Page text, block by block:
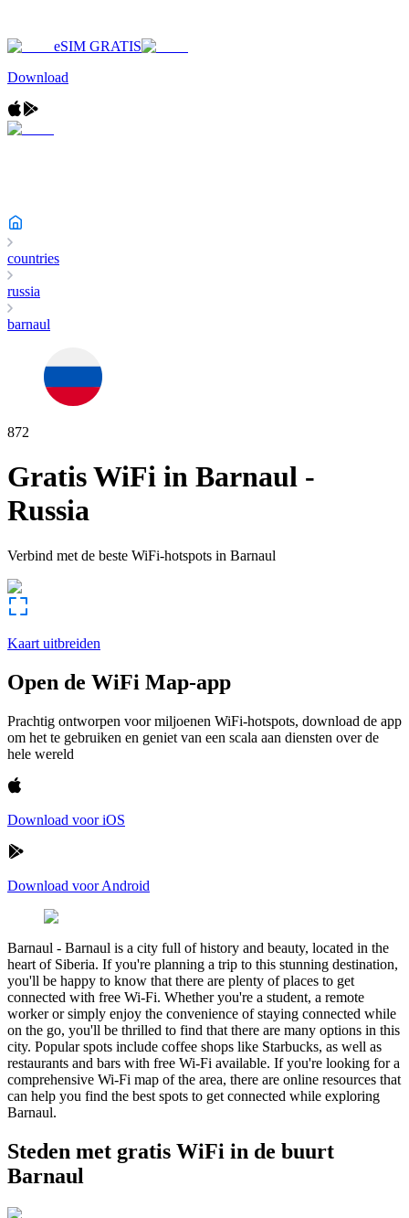
eSIM GRATIS
Download
countries
russia
barnaul
872
Gratis WiFi in Barnaul -
Russia
Verbind met de beste WiFi-hotspots in Barnaul
Kaart uitbreiden
Open de WiFi Map-app
Prachtig ontworpen voor miljoenen WiFi-hotspots, download de app
om het te gebruiken en geniet van een scala aan diensten over de
hele wereld
Download voor iOS
Download voor Android
Barnaul - Barnaul is a city full of history and beauty, located in the
heart of Siberia. If you're planning a trip to this stunning destination,
you'll be happy to know that there are plenty of places to get
connected with free Wi-Fi. Whether you're a student, a remote
worker or simply enjoy the convenience of staying connected while
on the go, you'll be thrilled to find that there are many options in this
city. Popular spots include coffee shops like Starbucks, as well as
restaurants and bars with free Wi-Fi available. If you're looking for a
comprehensive Wi-Fi map of the area, there are online resources that
can help you find the best spots to get connected while exploring
Barnaul.
Steden met gratis WiFi in de buurt
Barnaul